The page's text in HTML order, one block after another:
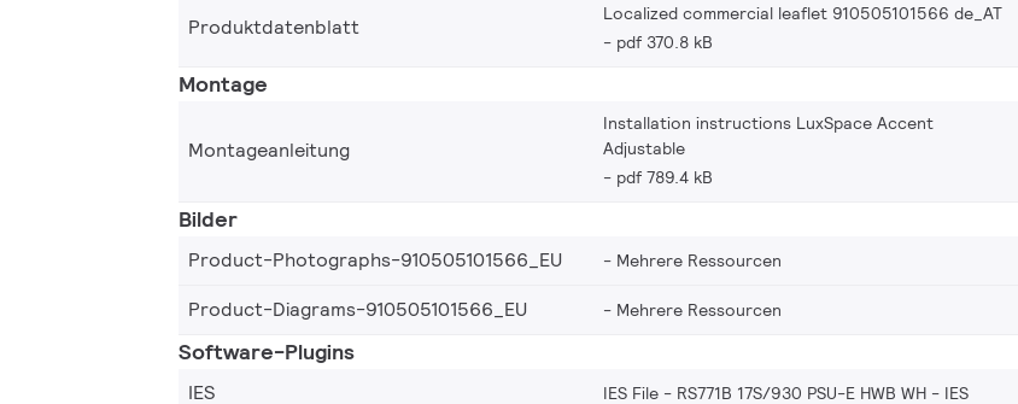
Produktdatenblatt
Localized commercial leaflet 910505101566 de_AT
pdf 370.8 kB
Montage
Montageanleitung
Installation instructions LuxSpace Accent
Adjustable
pdf 789.4 kB
Bilder
Product-Photographs-910505101566_EU Mehrere Ressourcen
Product-Diagrams-910505101566_EU
Mehrere Ressourcen
Software-Plugins
IES IES File - RS771B 17S/930 PSU-E HWB WH IES